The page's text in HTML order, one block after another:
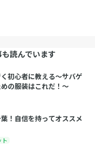
読んでいます
初心者に教える〜サバゲ
の服装はこれだ！〜
！自信を持ってオススメ